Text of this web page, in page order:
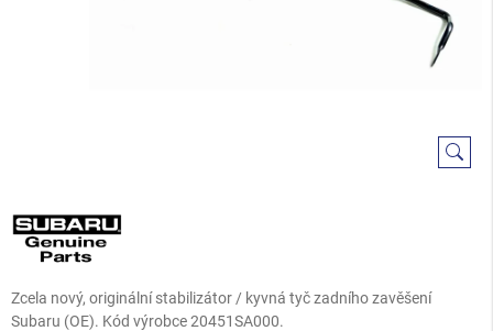
Zcela nový, originální stabilizátor / kyvná tyč zadního zavěšení
Subaru (OE). Kód výrobce 20451SA000.